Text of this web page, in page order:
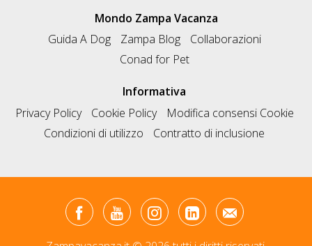
Mondo Zampa Vacanza
Guida A Dog
Zampa Blog
Collaborazioni
Conad for Pet
Informativa
Privacy Policy
Cookie Policy
Modifica consensi Cookie
Condizioni di utilizzo
Contratto di inclusione